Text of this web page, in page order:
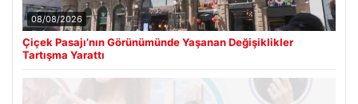
08/08/2026
Çiçek Pasajı’nın Görünümünde Yaşanan Değişiklikler
Tartışma Yarattı